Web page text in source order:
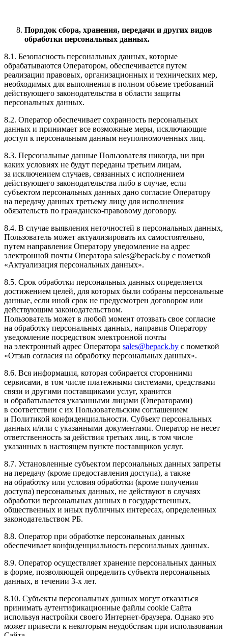
Порядок сбора, хранения, передачи и других видов
обработки персональных данных.
8.1. Безопасность персональных данных, которые
обрабатываются Оператором, обеспечивается путем
реализации правовых, организационных и технических мер,
необходимых для выполнения в полном объеме требований
действующего законодательства в области защиты
персональных данных.
8.2. Оператор обеспечивает сохранность персональных
данных и принимает все возможные меры, исключающие
доступ к персональным данным неуполномоченных лиц.
8.3. Персональные данные Пользователя никогда, ни при
каких условиях не будут переданы третьим лицам,
за исключением случаев, связанных с исполнением
действующего законодательства либо в случае, если
субъектом персональных данных дано согласие Оператору
на передачу данных третьему лицу для исполнения
обязательств по гражданско-правовому договору.
8.4. В случае выявления неточностей в персональных данных,
Пользователь может актуализировать их самостоятельно,
путем направления Оператору уведомление на адрес
электронной почты Оператора sales@bepack.by с пометкой
«Актуализация персональных данных».
8.5. Срок обработки персональных данных определяется
достижением целей, для которых были собраны персональные
данные, если иной срок не предусмотрен договором или
действующим законодательством.
Пользователь может в любой момент отозвать свое согласие
на обработку персональных данных, направив Оператору
уведомление посредством электронной почты
на электронный адрес Оператора sales@bepack.by с пометкой
«Отзыв согласия на обработку персональных данных».
8.6. Вся информация, которая собирается сторонними
сервисами, в том числе платежными системами, средствами
связи и другими поставщиками услуг, хранится
и обрабатывается указанными лицами (Операторами)
в соответствии с их Пользовательским соглашением
и Политикой конфиденциальности. Субъект персональных
данных и/или с указанными документами. Оператор не несет
ответственность за действия третьих лиц, в том числе
указанных в настоящем пункте поставщиков услуг.
8.7. Установленные субъектом персональных данных запреты
на передачу (кроме предоставления доступа), а также
на обработку или условия обработки (кроме получения
доступа) персональных данных, не действуют в случаях
обработки персональных данных в государственных,
общественных и иных публичных интересах, определенных
законодательством РБ.
8.8. Оператор при обработке персональных данных
обеспечивает конфиденциальность персональных данных.
8.9. Оператор осуществляет хранение персональных данных
в форме, позволяющей определить субъекта персональных
данных, в течении 3-х лет.
8.10. Субъекты персональных данных могут отказаться
принимать аутентификационные файлы cookie Сайта
используя настройки своего Интернет-браузера. Однако это
может привести к некоторым неудобствам при использовании